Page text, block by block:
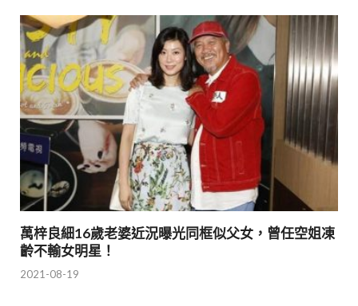
萬梓良細16歲老婆近況曝光同框似父女，曾任空姐凍
齡不輸女明星！
2021-08-19